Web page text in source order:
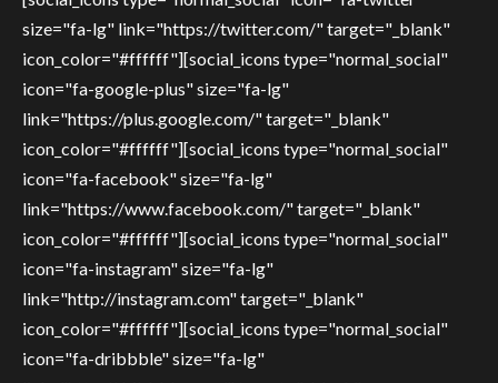
size="fa-lg" link="https://twitter.com/" target="_blank"
icon_color="#ffffff"][social_icons type="normal_social"
icon="fa-google-plus" size="fa-lg"
link="https://plus.google.com/" target="_blank"
icon_color="#ffffff"][social_icons type="normal_social"
icon="fa-facebook" size="fa-lg"
link="https://www.facebook.com/" target="_blank"
icon_color="#ffffff"][social_icons type="normal_social"
icon="fa-instagram" size="fa-lg"
link="http://instagram.com" target="_blank"
icon_color="#ffffff"][social_icons type="normal_social"
icon="fa-dribbble" size="fa-lg"